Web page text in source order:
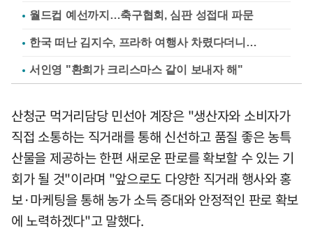
월드컵 예선까지…축구협회, 심판 성접대 파문
한국 떠난 김지수, 프라하 여행사 차렸다더니…
서인영 "환희가 크리스마스 같이 보내자 해"
산청군 먹거리담당 민선아 계장은 "생산자와 소비자가
직접 소통하는 직거래를 통해 신선하고 품질 좋은 농특
산물을 제공하는 한편 새로운 판로를 확보할 수 있는 기
회가 될 것"이라며 "앞으로도 다양한 직거래 행사와 홍
보·마케팅을 통해 농가 소득 증대와 안정적인 판로 확보
에 노력하겠다"고 말했다.